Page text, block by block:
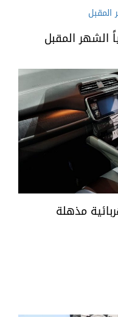
الشهر المقبل
مذهلة